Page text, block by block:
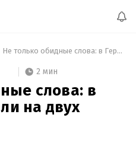
Не только обидные слова: в Германии напали на двух украинок
2 мин
слова: в
на двух